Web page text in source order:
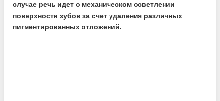
случае речь идет о механическом осветлении
поверхности зубов за счет удаления различных
пигментированных отложений.